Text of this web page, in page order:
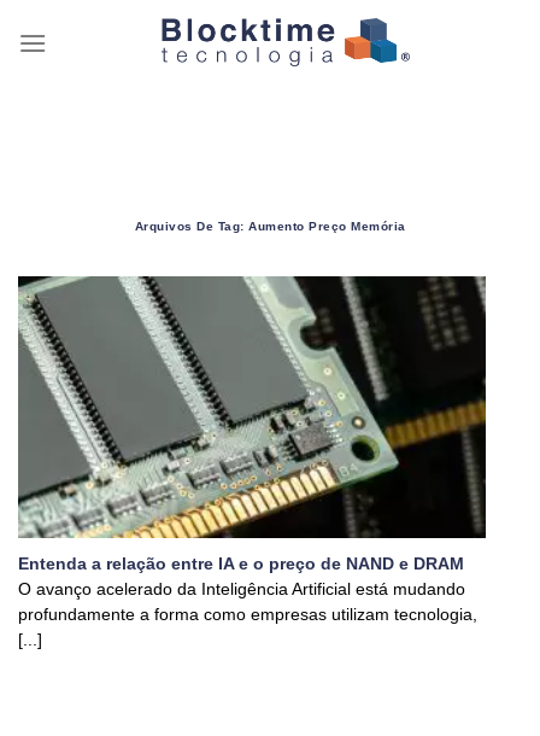
Arquivos De Tag: Aumento Preço Memória
Entenda a relação entre IA e o preço de NAND e DRAM
O avanço acelerado da Inteligência Artificial está mudando
profundamente a forma como empresas utilizam tecnologia,
[...]